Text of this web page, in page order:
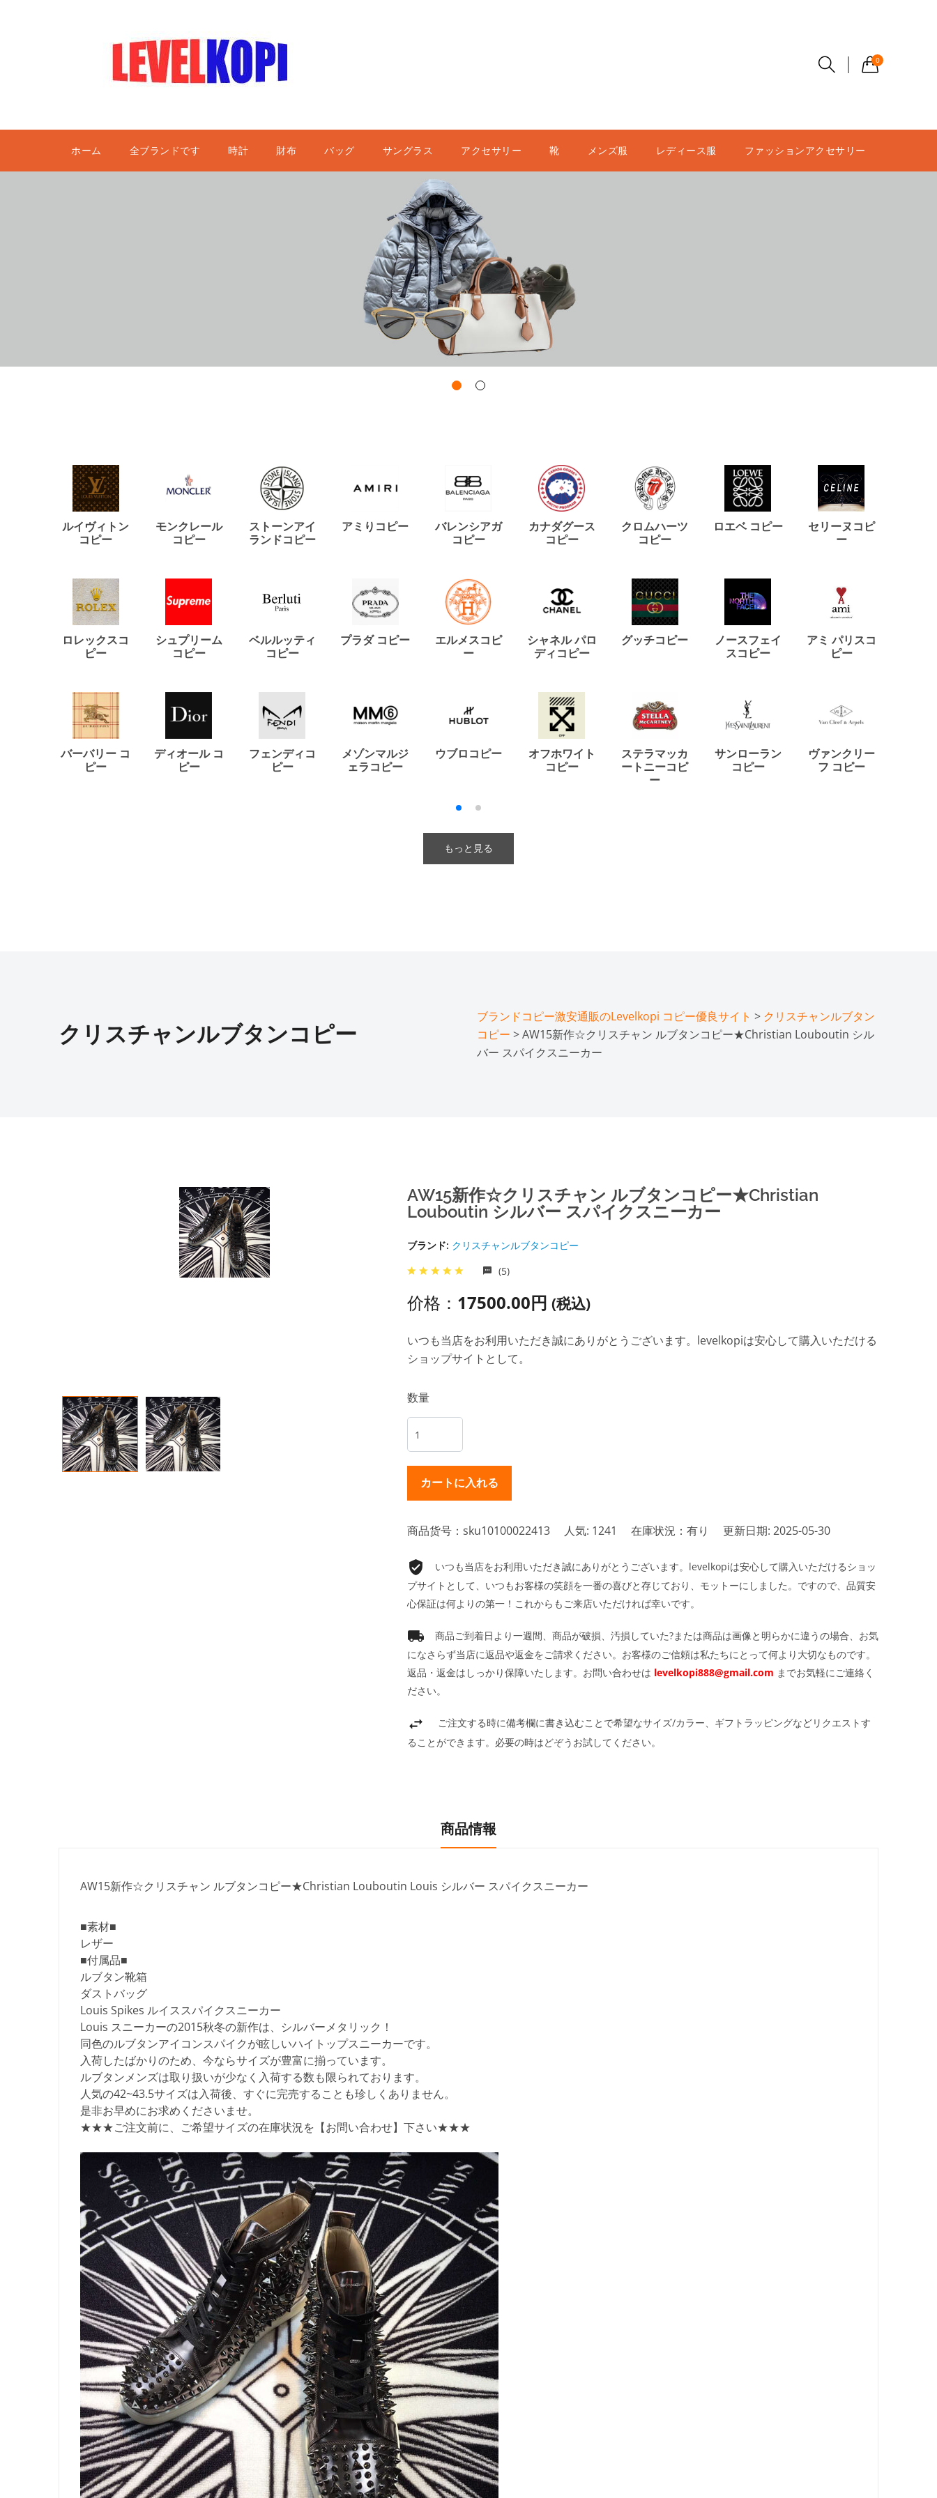
0
ホーム 全ブランドです 時計 財布 バッグ サングラス アクセサリー 靴 メンズ服 レディース服 ファッションアクセサリー
ルイヴィトン
コピー
モンクレール
コピー
ストーンアイ
ランドコピー
アミりコピー
バレンシアガ
コピー
カナダグース
コピー
クロムハーツ
コピー
ロエベ コピー
セリーヌコピ
ー
ロレックスコ
ピー
シュプリーム
コピー
ベルルッティ
コピー
プラダ コピー
エルメスコピ
ー
シャネル パロ
ディコピー
グッチコピー
ノースフェイ
スコピー
アミ パリスコ
ピー
バーバリー コ
ピー
ディオール コ
ピー
フェンディコ
ピー
メゾンマルジ
ェラコピー
ウブロコピー
オフホワイト
コピー
ステラマッカ
ートニーコピ
ー
サンローラン
コピー
ヴァンクリー
フ コピー
もっと見る
クリスチャンルブタンコピー
ブランドコピー激安通販のLevelkopi コピー優良サイト > クリスチャンルブタン
コピー > AW15新作☆クリスチャン ルブタンコピー★Christian Louboutin シル
バー スパイクスニーカー
AW15新作☆クリスチャン ルブタンコピー★Christian
Louboutin シルバー スパイクスニーカー
ブランド: クリスチャンルブタンコピー
(5)
价格： 17500.00円 (税込)
いつも当店をお利用いただき誠にありがとうございます。levelkopiは安心して購入いただける
ショップサイトとして。
数量
商品货号：sku10100022413 人気: 1241 在庫状況：有り 更新日期: 2025-05-30
いつも当店をお利用いただき誠にありがとうございます。levelkopiは安心して購入いただけるショッ
プサイトとして、いつもお客様の笑顔を一番の喜びと存じており、モットーにしました。ですので、品質安
心保証は何よりの第一！これからもご来店いただければ幸いです。
商品ご到着日より一週間、商品が破損、汚損していた?または商品は画像と明らかに違うの場合、お気
になさらず当店に返品や返金をご請求ください。お客様のご信頼は私たちにとって何より大切なものです。
返品・返金はしっかり保障いたします。お問い合わせは levelkopi888@gmail.com までお気軽にご連絡く
ださい。
ご注文する時に備考欄に書き込むことで希望なサイズ/カラー、ギフトラッピングなどリクエストす
ることができます。必要の時はどぞうお試してください。
商品情報
AW15新作☆クリスチャン ルブタンコピー★Christian Louboutin Louis シルバー スパイクスニーカー
■素材■
レザー
■付属品■
ルブタン靴箱
ダストバッグ
Louis Spikes ルイススパイクスニーカー
Louis スニーカーの2015秋冬の新作は、シルバーメタリック！
同色のルブタンアイコンスパイクが眩しいハイトップスニーカーです。
入荷したばかりのため、今ならサイズが豊富に揃っています。
ルブタンメンズは取り扱いが少なく入荷する数も限られております。
人気の42~43.5サイズは入荷後、すぐに完売することも珍しくありません。
是非お早めにお求めくださいませ。
★★★ご注文前に、ご希望サイズの在庫状況を【お問い合わせ】下さい★★★